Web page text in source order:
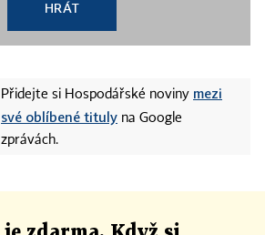
HRÁT
Přidejte si Hospodářské noviny mezi
své oblíbené tituly na Google
zprávách.